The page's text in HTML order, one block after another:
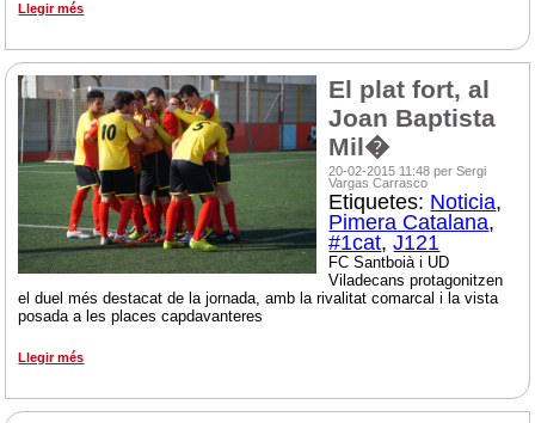
Llegir més
El plat fort, al
Joan Baptista
Mil�
20-02-2015 11:48 per Sergi
Vargas Carrasco
Etiquetes: Noticia,
Pimera Catalana,
#1cat,J121
FC Santboià i UD
Viladecans protagonitzen
el duel més destacat de la jornada, amb la rivalitat comarcal i la vista
posada a les places capdavanteres
Llegir més